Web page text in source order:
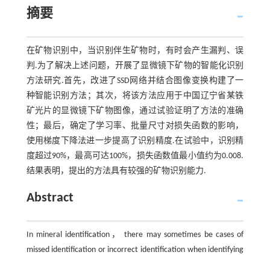
摘要
在矿物识别中，当识别伴生矿物时，有时会产生漏判、误
判.为了解决上述问题，开展了显微镜下矿物的智能化识别
方法研究.首先，改进了SSD网络并结合图像变换构建了一
种智能识别方法；其次，将该方法应用于中国辽宁省某铁
矿光片的显微镜下矿物图像，通过试验证明了方法的准确
性；最后，确定了学习率、批量尺寸对损失函数的影响，
使用梯度下降法进一步提高了识别精度.在试验中，识别精
度超过90%，最高可达100%，损失函数值最小值约为0.008.
结果表明，提出的方法具有较强的矿物识别能力.
Abstract
In mineral identification， there may sometimes be cases of
missed identification or incorrect identification when identifying